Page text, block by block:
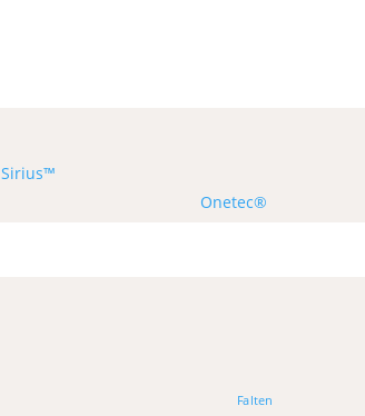
Sirius™
Onetec®
Falten